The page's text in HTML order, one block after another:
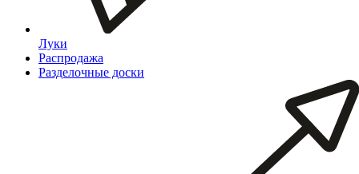
Луки
Распродажа
Разделочные доски